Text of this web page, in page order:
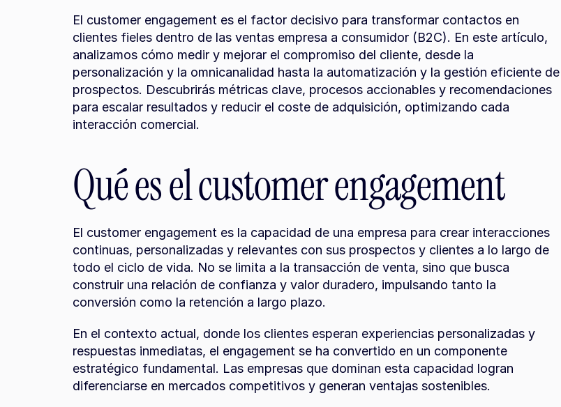
El customer engagement es el factor decisivo para transformar contactos en
clientes fieles dentro de las ventas empresa a consumidor (B2C). En este artículo,
analizamos cómo medir y mejorar el compromiso del cliente, desde la
personalización y la omnicanalidad hasta la automatización y la gestión eficiente de
prospectos. Descubrirás métricas clave, procesos accionables y recomendaciones
para escalar resultados y reducir el coste de adquisición, optimizando cada
interacción comercial.
Qué es el customer engagement
El customer engagement es la capacidad de una empresa para crear interacciones
continuas, personalizadas y relevantes con sus prospectos y clientes a lo largo de
todo el ciclo de vida. No se limita a la transacción de venta, sino que busca
construir una relación de confianza y valor duradero, impulsando tanto la
conversión como la retención a largo plazo.
En el contexto actual, donde los clientes esperan experiencias personalizadas y
respuestas inmediatas, el engagement se ha convertido en un componente
estratégico fundamental. Las empresas que dominan esta capacidad logran
diferenciarse en mercados competitivos y generan ventajas sostenibles.